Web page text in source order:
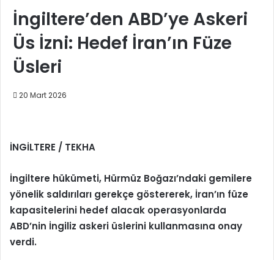
İngiltere’den ABD’ye Askeri
Üs İzni: Hedef İran’ın Füze
Üsleri
20 Mart 2026
İNGİLTERE / TEKHA
İngiltere hükümeti, Hürmüz Boğazı’ndaki gemilere
yönelik saldırıları gerekçe göstererek, İran’ın füze
kapasitelerini hedef alacak operasyonlarda
ABD’nin İngiliz askeri üslerini kullanmasına onay
verdi.